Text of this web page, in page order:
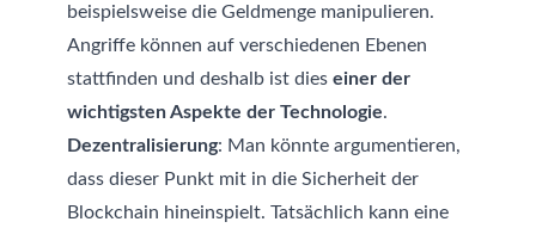
beispielsweise die Geldmenge manipulieren.
Angriffe können auf verschiedenen Ebenen
stattfinden und deshalb ist dies einer der
wichtigsten Aspekte der Technologie.
Dezentralisierung: Man könnte argumentieren,
dass dieser Punkt mit in die Sicherheit der
Blockchain hineinspielt. Tatsächlich kann eine